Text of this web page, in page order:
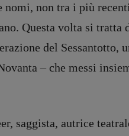
non tra i più
Questa volta si tratta
del Sessantotto,
– che messi
saggista, autrice